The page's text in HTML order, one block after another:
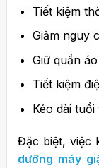
Tiết kiệm
Giảm nguy
Giữ quần
Tiết kiệm
Kéo dài
Đặc biệt, việc
dưỡng máy